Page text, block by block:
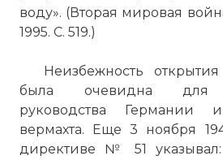
воду». (Вторая мировая
1995. С. 519.)
Неизбежность
была очевидна для
руководства Германии
вермахта. Еще 3 ноября
директиве № 51 указывал: